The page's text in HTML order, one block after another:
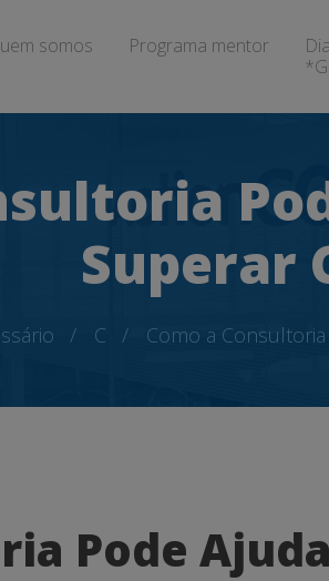
somos Programa mentor
Superar
C Como a
Pode